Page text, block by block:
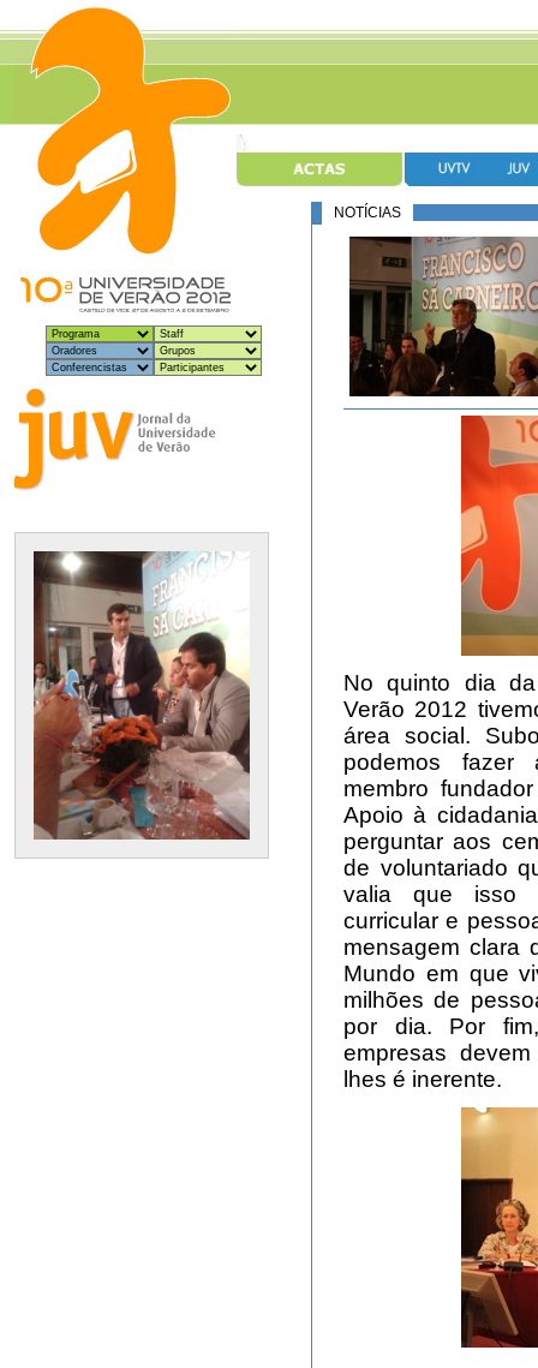
NOTÍCIAS
No quinto dia
Verão 2012
área social.
podemos fazer
membro
Apoio à
perguntar aos
de voluntariado
valia que isso
curricular e
mensagem clara
Mundo em que
milhões de
por dia. Por
empresas
lhes é inerente.